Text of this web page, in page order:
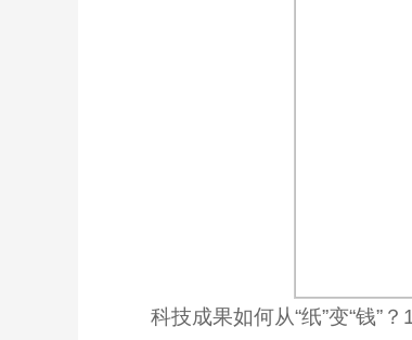
科技成果如何从“纸”变“钱”